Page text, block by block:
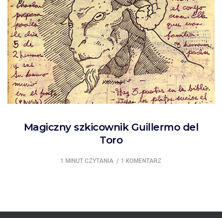
Magiczny szkicownik Guillermo del
Toro
1 MINUT CZYTANIA 1 KOMENTARZ